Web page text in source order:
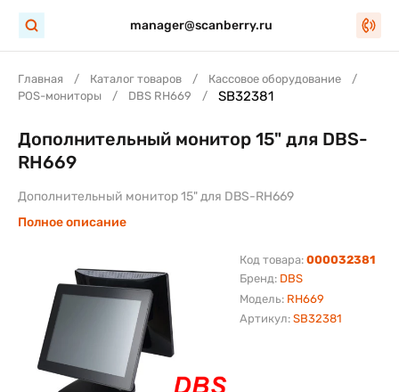
manager@scanberry.ru
Главная Каталог товаров
Кассовое оборудование
POS-мониторы
DBS RH669 SB32381
Бренд: DBS
Модель: RH669
Код товара: 000032381
Артикул: SB32381
Дополнительный монитор 15" для DBS-
RH669
Дополнительный монитор 15" для DBS-RH669
Полное описание